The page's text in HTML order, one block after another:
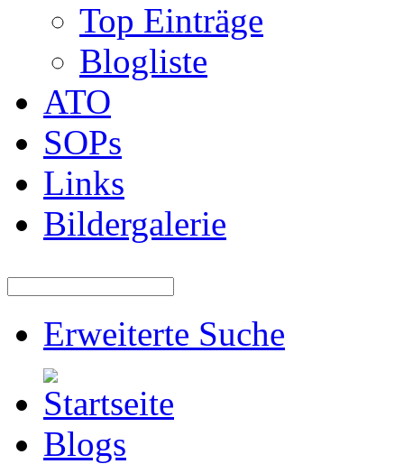
Top Einträge
Blogliste
ATO
SOPs
Links
Bildergalerie
Erweiterte Suche
Blogs